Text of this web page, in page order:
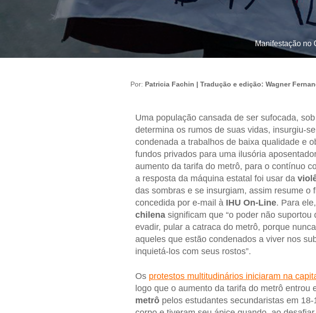
Manifestação no
Por: Patricia Fachin | Tradução e edição: Wagner
Uma população cansada de ser sufocada,
determina os rumos de suas vidas, insurgiu-
condenada a trabalhos de baixa qualidade e
fundos privados para uma ilusória
aumento da tarifa do metrô, para o contínuo
a resposta da máquina estatal foi usar da
das sombras e se insurgiam, assim resume o
concedida por e-mail à IHU On-Line. Para
chilenasignificam que “o poder não suportou
evadir, pular a catraca do metrô, porque
aqueles que estão condenados a viver nos
inquietá-los com seus rostos”.
Os protestos multitudinários iniciaram na
logo que o aumento da tarifa do metrô entrou
metrôpelos estudantes secundaristas em